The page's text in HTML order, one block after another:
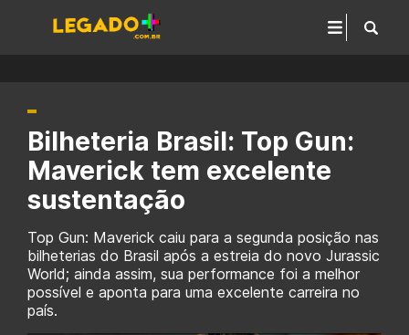
Bilheteria Brasil: Top Gun:
Maverick tem excelente
sustentação
Top Gun: Maverick caiu para a segunda posição nas
bilheterias do Brasil após a estreia do novo Jurassic
World; ainda assim, sua performance foi a melhor
possível e aponta para uma excelente carreira no
país.